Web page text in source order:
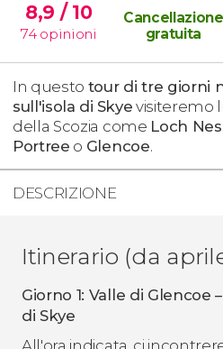
8,9 / 10
74 opinioni
Cancellazione
gratuita
In questo tour di tre giorni
sull'isola di Skye visiteremo
della Scozia come Loch
Portree o Glencoe.
DESCRIZIONE
Itinerario (da
Giorno 1: Valle di Glencoe
di Skye
All'ora indicata, ci